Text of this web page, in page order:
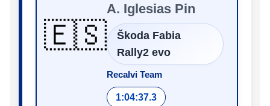
🇪🇸
A. Iglesias Pin
Škoda Fabia
Rally2 evo
Recalvi Team
1:04:37.3